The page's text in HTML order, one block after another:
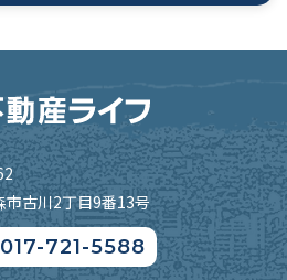
市古川2丁目9番13号
721-5588